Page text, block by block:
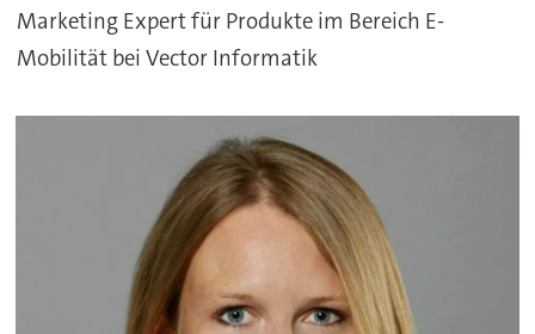
Marketing Expert für Produkte im Bereich E-
Mobilität bei Vector Informatik